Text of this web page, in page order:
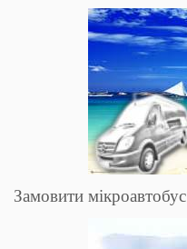
Замовити мікроавтобус